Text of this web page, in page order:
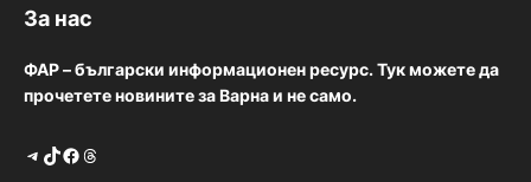
За нас
ФАР – български информационен ресурс. Тук можете да
прочетете новините за Варна и не само.
Telegram TikTok Facebook Threads